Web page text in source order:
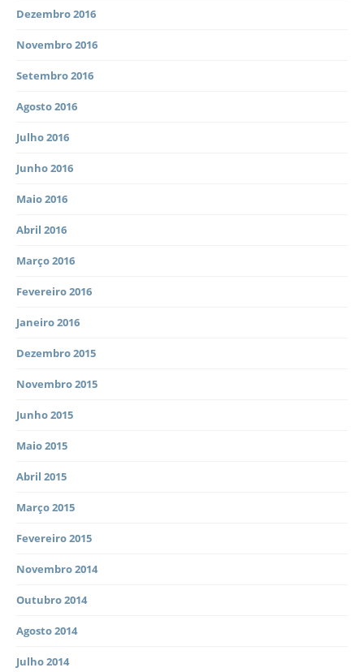
Dezembro 2016
Novembro 2016
Setembro 2016
Agosto 2016
Julho 2016
Junho 2016
Maio 2016
Abril 2016
Março 2016
Fevereiro 2016
Janeiro 2016
Dezembro 2015
Novembro 2015
Junho 2015
Maio 2015
Abril 2015
Março 2015
Fevereiro 2015
Novembro 2014
Outubro 2014
Agosto 2014
Julho 2014